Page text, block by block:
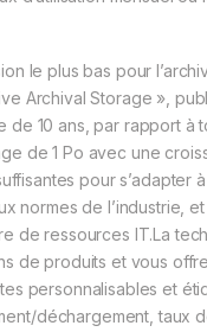
le plus bas pour
Archival Storage »,
de 10 ans, par rapport à
de 1 Po avec une
pour
normes de
de ressources IT.La
de produits et vous
personnalisables et
déchargement, taux